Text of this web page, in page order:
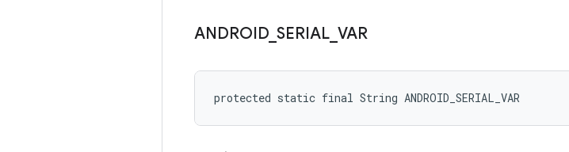
ANDROID SERIAL VAR
protected static final String ANDROID_SERIAL_VAR